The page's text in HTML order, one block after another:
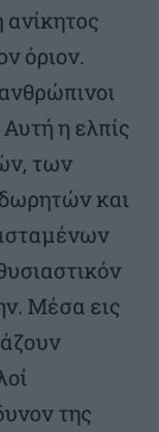
ανίκητος
όριον.
η ελπίς
των
και
Μέσα εις
της